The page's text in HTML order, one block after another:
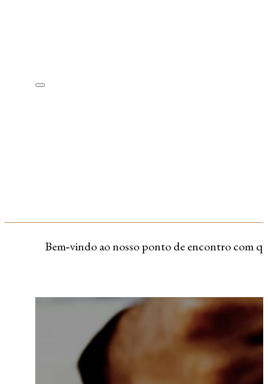
Bem‑vindo ao nosso ponto de encontro com